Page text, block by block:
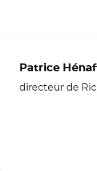
Patrice
directeur de